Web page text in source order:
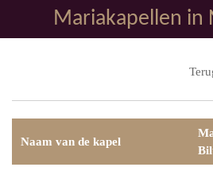
direct
Mariakapellen in
Naam van de kapel